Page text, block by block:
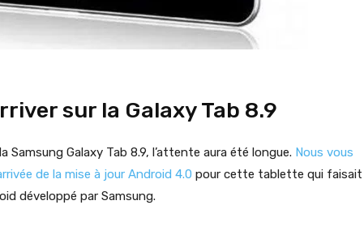
sur la Galaxy Tab 8.9
Galaxy Tab 8.9, l’attente aura été longue. Nous vous
de la mise à jour Android 4.0 pour cette tablette qui faisait
développé par Samsung.